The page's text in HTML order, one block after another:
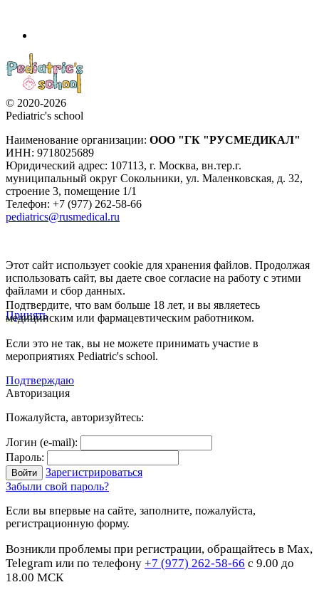
© 2020-2026
Pediatric's school
Наименование организации: ООО "ГК "РУСМЕДИКАЛ"
ИНН: 9718025689
Юридический адрес: 107113, г. Москва, вн.тер.г.
муниципальный округ Сокольники, ул. Маленковская, д. 32,
строение 3, помещение 1/1
Телефон: +7 (977) 262-58-66
pediatrics@rusmedical.ru
Этот сайт использует cookie для хранения файлов. Продолжая
использовать сайт, вы даете свое согласие на работу с этими
файлами и сбор данных.
Принять
Подтвердите, что вам больше 18 лет, и вы являетесь
медицинским или фармацевтическим работником.
Если это не так, вы не можете принимать участие в
мероприятиях Pediatric's school.
Подтверждаю
Авторизация
Пожалуйста, авторизуйтесь:
Логин (e-mail):
Пароль:
Зарегистрироваться
Забыли свой пароль?
Если вы впервые на сайте, заполните, пожалуйста,
регистрационную форму.
Возникли проблемы при регистрации, обращайтесь в Max,
Telegram или по телефону +7 (977) 262-58-66 с 9.00 до
18.00 МСК